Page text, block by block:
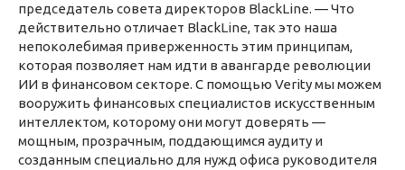
председатель совета директоров BlackLine. — Что
действительно отличает BlackLine, так это наша
непоколебимая приверженность этим принципам,
которая позволяет нам идти в авангарде революции
ИИ в финансовом секторе. С помощью Verity мы можем
вооружить финансовых специалистов искусственным
интеллектом, которому они могут доверять —
мощным, прозрачным, поддающимся аудиту и
созданным специально для нужд офиса руководителя